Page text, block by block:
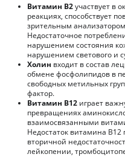
Витамин В2участвует в
реакциях, способствует
зрительным
Недостаточное
нарушением состояния
нарушением светового и
Холин входит в состав
обмене фосфолипидов в
свободных метильных
фактор.
Витамин В12 играет
превращениях
взаимосвязанными
Недостаток витамина
вторичной
лейкопении,